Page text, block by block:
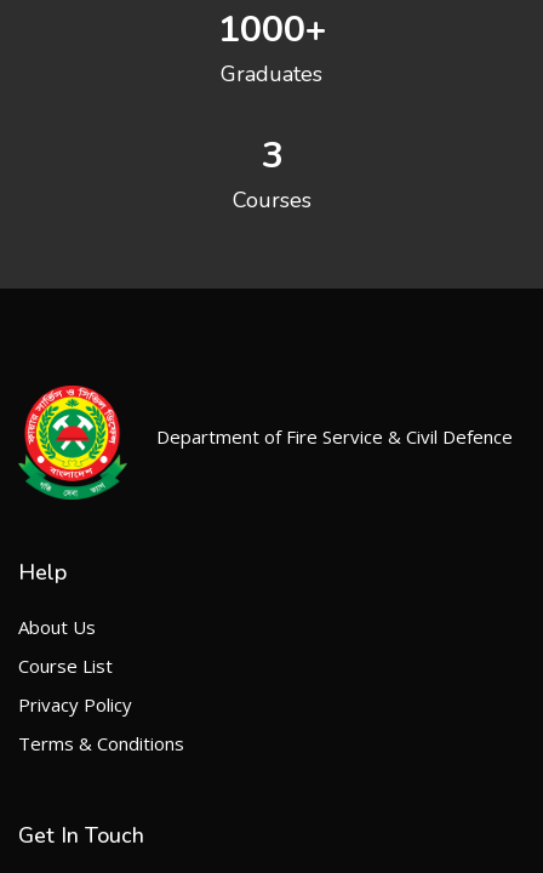
1000+
Graduates
3
Courses
Department of Fire Service & Civil Defence
Help
About Us
Course List
Privacy Policy
Terms & Conditions
Get In Touch